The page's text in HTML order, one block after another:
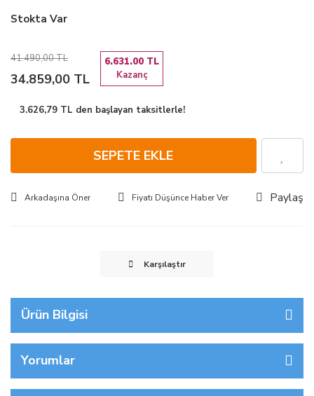
Stokta Var
34.859,00 TL
41.490,00 TL
Kazanç
6.631.00 TL
3.626,79 TL den başlayan taksitlerle!
SEPETE EKLE
Arkadaşına Öner Fiyatı Düşünce Haber Ver Paylaş
Karşılaştır
Ürün Bilgisi
Yorumlar